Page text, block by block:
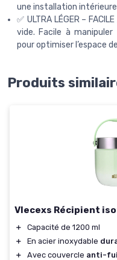
une installation
✅ ULTRA LÉGER –
vide. Facile à
pour optimiser l’espace
Produits
Vlecexs Récipient
＋
Capacité de 1200 ml
＋
En acier inoxydable
＋
Avec couvercle anti-